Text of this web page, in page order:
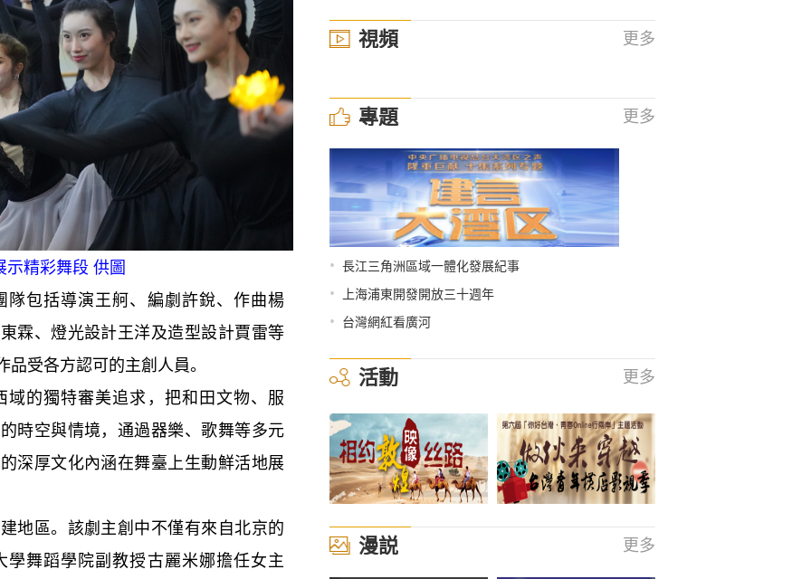
彩舞段 供圖
括導演王舸、編劇許銳、作曲楊
霖、燈光設計王洋及造型設計賈雷等
受各方認可的主創人員。
獨特審美追求，把和田文物、服
時空與情境，通過器樂、歌舞等多元
深厚文化內涵在舞臺上生動鮮活地展
區。該劇主創中不僅有來自北京的
舞蹈學院副教授古麗米娜擔任女主
視頻 更多
專題 更多
• 長江三角洲區域一體化發展紀事
• 上海浦東開發開放三十週年
• 台灣網紅看廣河
活動 更多
漫説 更多